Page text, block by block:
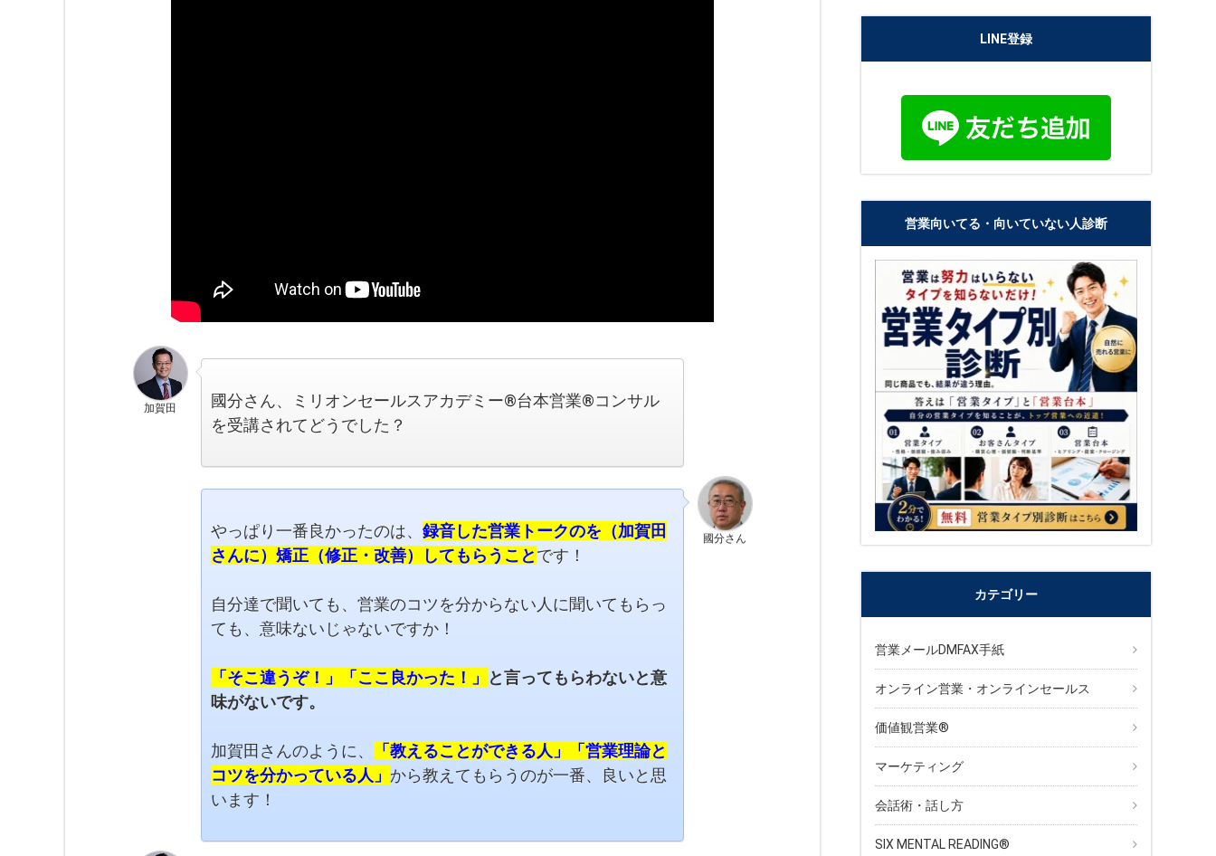
加賀田
國分さん、ミリオンセールスアカデミー®台本営業®コンサル
を受講されてどうでした？
國分さん
やっぱり一番良かったのは、 録音した営業トークのを（加賀田
さんに）矯正（修正・改善）してもらうことです！
自分達で聞いても、営業のコツを分からない人に聞いてもらっ
ても、意味ないじゃないですか！
「そこ違うぞ！」「ここ良かった！」
と言ってもらわないと意
味がないです。
加賀田さんのように、 「教え ることができる人」「営業理論と
コツを分かっている人」 から教えてもらうのが一番、良いと思
います！
LINE登録
営業向いてる・向いていない人診断
カテゴリー
営業メールDMFAX手紙
オンライン営業・オンラインセールス
価値観営業®︎
マーケティング
会話術・話し方
SIX MENTAL READING®︎